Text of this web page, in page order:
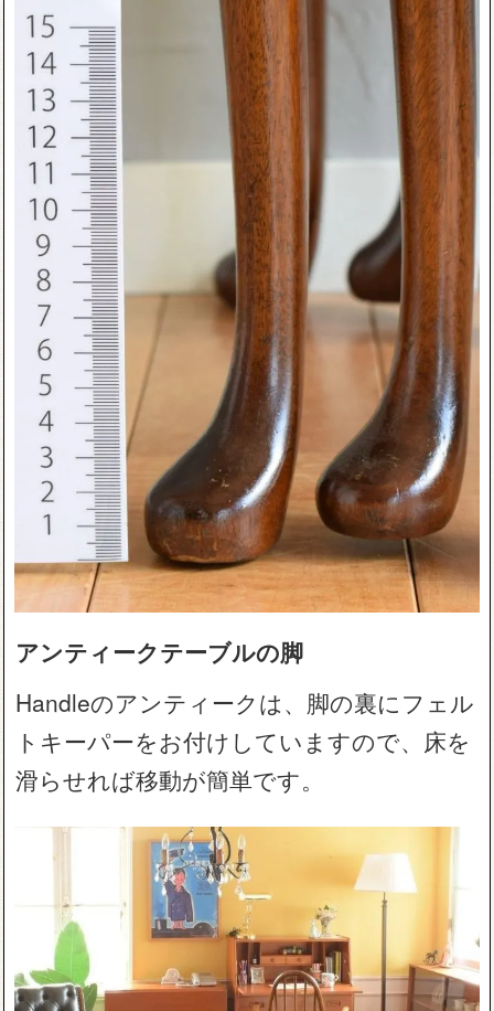
アンティークテーブルの脚
Handleのアンティークは、脚の裏にフェル
トキーパーをお付けしていますので、床を
滑らせれば移動が簡単です。